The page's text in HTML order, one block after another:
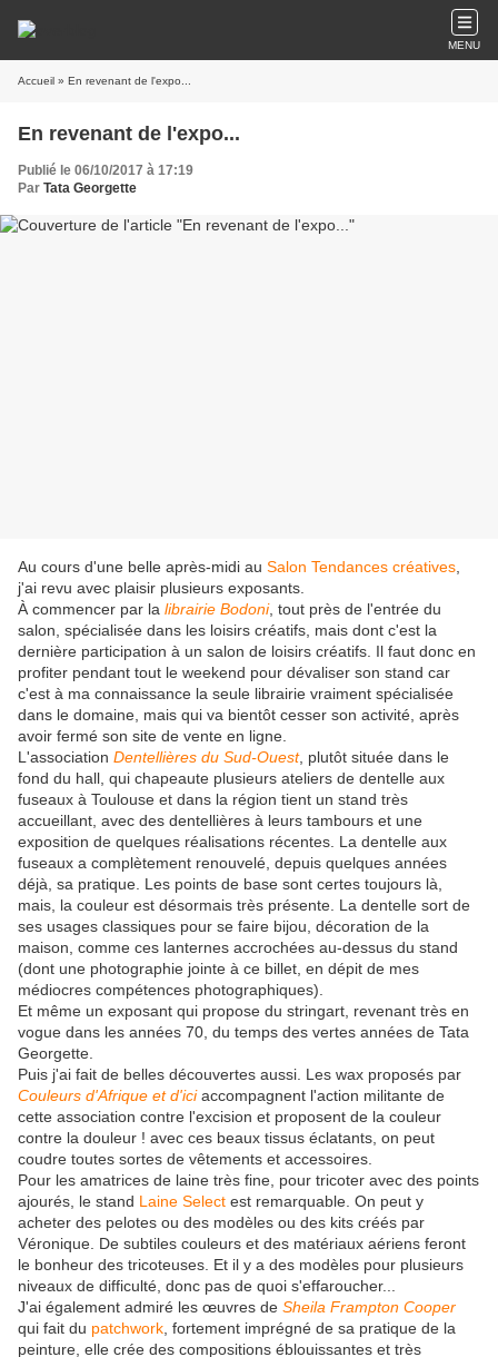
MENU
Accueil » En revenant de l'expo...
En revenant de l'expo...
Publié le 06/10/2017 à 17:19
Par Tata Georgette
Au cours d'une belle après-midi au Salon Tendances créatives
j'ai revu avec plaisir plusieurs exposants.
À commencer par la librairie Bodoni, tout près de l'entrée du
salon, spécialisée dans les loisirs créatifs, mais dont c'est la
dernière participation à un salon de loisirs créatifs. Il faut donc en
profiter pendant tout le weekend pour dévaliser son stand car
c'est à ma connaissance la seule librairie vraiment spécialisée
dans le domaine, mais qui va bientôt cesser son activité, après
avoir fermé son site de vente en ligne.
L'association Dentellières du Sud-Ouest, plutôt située dans le
fond du hall, qui chapeaute plusieurs ateliers de dentelle aux
fuseaux à Toulouse et dans la région tient un stand très
accueillant, avec des dentellières à leurs tambours et une
exposition de quelques réalisations récentes. La dentelle aux
fuseaux a complètement renouvelé, depuis quelques années
déjà, sa pratique. Les points de base sont certes toujours là,
mais, la couleur est désormais très présente. La dentelle sort de
ses usages classiques pour se faire bijou, décoration de la
maison, comme ces lanternes accrochées au-dessus du stand
(dont une photographie jointe à ce billet, en dépit de mes
médiocres compétences photographiques).
Et même un exposant qui propose du stringart, revenant très en
vogue dans les années 70, du temps des vertes années de Tata
Georgette.
Puis j'ai fait de belles découvertes aussi. Les wax proposés par
Couleurs d'Afrique et d'ici accompagnent l'action militante de
cette association contre l'excision et proposent de la couleur
contre la douleur ! avec ces beaux tissus éclatants, on peut
coudre toutes sortes de vêtements et accessoires.
Pour les amatrices de laine très fine, pour tricoter avec des points
ajourés, le stand Laine Select est remarquable. On peut y
acheter des pelotes ou des modèles ou des kits créés par
Véronique. De subtiles couleurs et des matériaux aériens feront
le bonheur des tricoteuses. Et il y a des modèles pour plusieurs
niveaux de difficulté, donc pas de quoi s'effaroucher...
J'ai également admiré les œuvres de Sheila Frampton Cooper
qui fait du patchwork , fortement imprégné de sa pratique de la
peinture, elle crée des compositions éblouissantes et très